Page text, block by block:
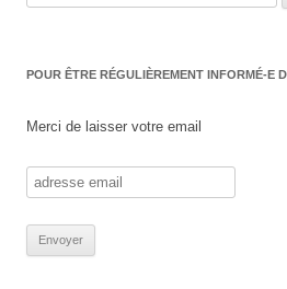
POUR ÊTRE RÉGULIÈREMENT INFORMÉ-E
Merci de laisser votre email